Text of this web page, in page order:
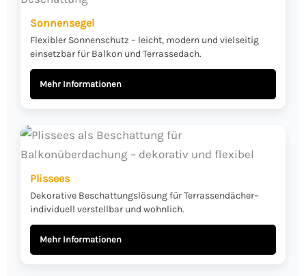
Sonnensegel
Flexibler Sonnenschutz – leicht, modern und vielseitig
einsetzbar für Balkon und Terrassedach.
Mehr Informationen
Plissees
Dekorative Beschattungslösung für Terrassendächer–
individuell verstellbar und wohnlich.
Mehr Informationen